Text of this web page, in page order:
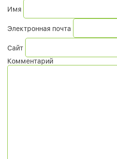
Имя
Электронная почта
Сайт
Комментарий